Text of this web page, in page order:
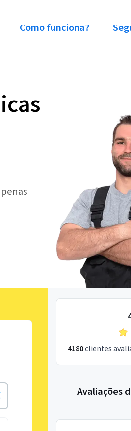
Como funciona?
4180clientes
Avaliações